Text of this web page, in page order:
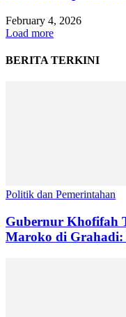
February 4, 2026
Load more
BERITA TERKINI
Politik dan Pemerintahan
Gubernur Khofifah
Maroko di Grahadi: